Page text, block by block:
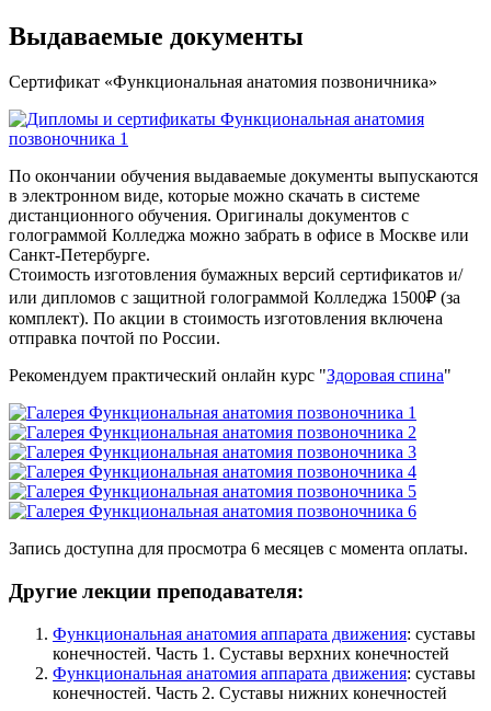
Выдаваемые документы
Сертификат «Функциональ­ная анатомия позвоничника»
По окончании обучения выдаваемые документы выпускаются
в электронном виде, которые можно скачать в системе
дистанционного обучения. Оригиналы документов с
голограммой Колледжа можно забрать в офисе в Москве или
Санкт-Петербурге.
Стоимость изготовления бумажных версий сертификатов и/
или дипломов с защитной голограммой Колледжа 1500₽ (за
комплект). По акции в стоимость изготовления включена
отправка почтой по России.
Рекомендуем практический онлайн курс "Здоровая спина"
Запись доступна для просмотра 6 месяцев с момента оплаты.
Другие лекции преподавателя:
Функциональ­ная анатомия аппарата движения: суставы
конечностей. Часть 1. Суставы верхних конечностей
Функциональ­ная анатомия аппарата движения: суставы
конечностей. Часть 2. Суставы нижних конечностей